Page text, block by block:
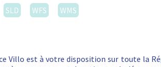
SLD WFS WMS
Villo est à votre disposition sur toute la